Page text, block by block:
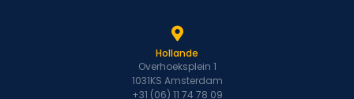
Hollande
Overhoeksplein 1
1031KS Amsterdam
+31 (06) 11 74 78 09